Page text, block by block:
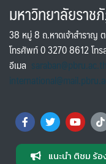
มหาวิทยาลัยราช
38 หมู่ 8 ถ.หาดเจ้าสำราญ
โทรศัพท์ 0 3270 8612 โท
อีเมล saraban@pbru.ac.th
แนะนำ ติชม ร้อ